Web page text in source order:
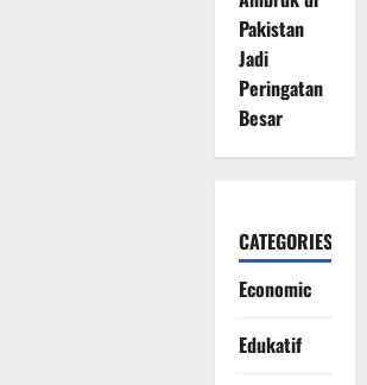
Pakistan
Jadi
Peringatan
Besar
CATEGORIES
Economic
Edukatif